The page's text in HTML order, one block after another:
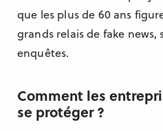
que les plus de 60 ans
grands relais de fake
enquêtes.
Comment les
se protéger ?